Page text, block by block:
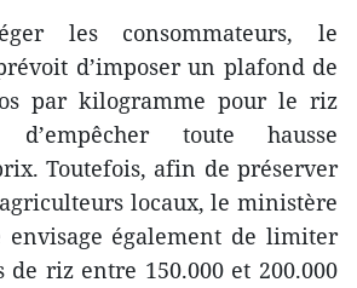
les consommateurs, le
d’imposer un plafond de
par kilogramme pour le riz
toute hausse
Toutefois, afin de préserver
locaux, le ministère
envisage également de limiter
riz entre 150.000 et 200.000